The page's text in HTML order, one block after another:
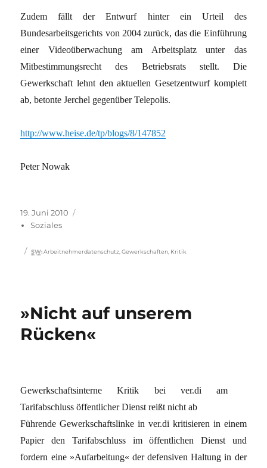
Zudem fällt der Entwurf hinter ein Urteil des
Bundesarbeitsgerichts von 2004 zurück, das die Einführung
einer Videoüberwachung am Arbeitsplatz unter das
Mitbestimmungsrecht des Betriebsrats stellt. Die
Gewerkschaft lehnt den aktuellen Gesetzentwurf komplett
ab, betonte Jerchel gegenüber Telepolis.
http://www.heise.de/tp/blogs/8/147852
Peter Nowak
Veröffentlicht
am
19. Juni 2010
Soziales
Schlagwörter
SW: Arbeitnehmerdatenschutz,Gewerkschaften, Kritik
»Nicht auf unserem
Rücken«
Gewerkschaftsinterne Kritik bei ver.di am
Tarifabschluss öffentlicher Dienst reißt nicht ab
Führende Gewerkschaftslinke in ver.di kritisieren in einem
Papier den Tarifabschluss im öffentlichen Dienst und
fordern eine »Aufarbeitung« der defensiven Haltung in der